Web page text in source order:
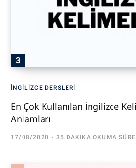
İNGILIZCE DERSLERI
En Çok Kullanılan İngilizce
Anlamları
17/08/2020 35 DAKIKA OKUMA